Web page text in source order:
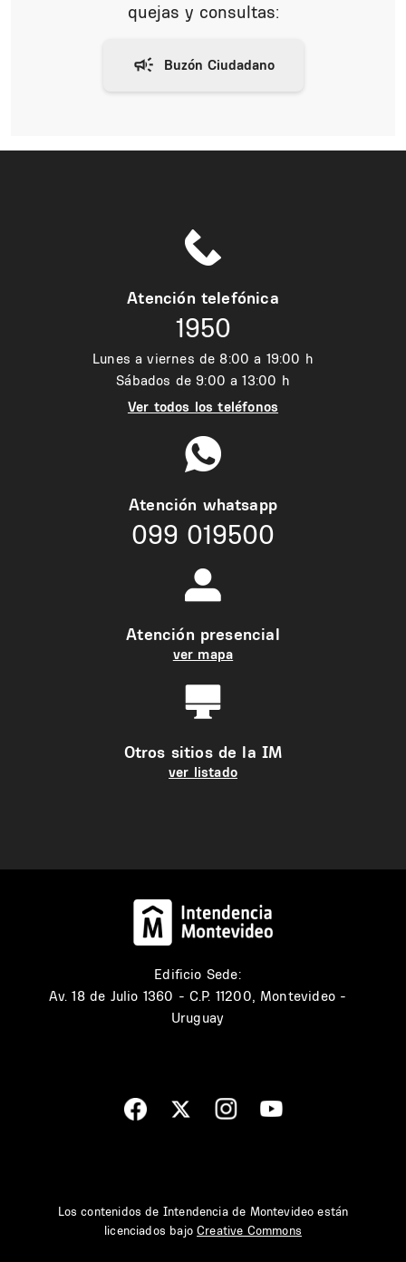
quejas y consultas:
Atención telefónica
1950
Lunes a viernes de 8:00 a 19:00 h
Sábados de 9:00 a 13:00 h
Ver todos los teléfonos
Atención whatsapp
099 019500
Atención presencial
ver mapa
Otros sitios de la IM
ver listado
Edificio Sede:
Av. 18 de Julio 1360 - C.P. 11200, Montevideo -
Uruguay
Los contenidos de Intendencia de Montevideo están
licenciados bajoCreative Commons